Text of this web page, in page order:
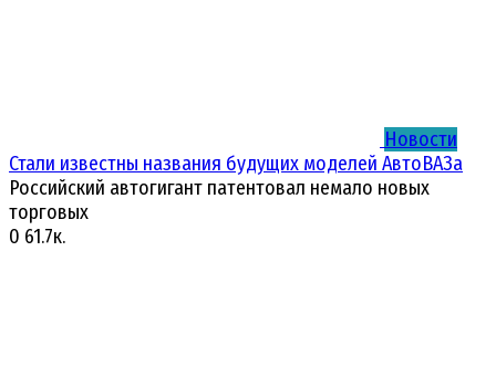
Новости
Стали известны названия будущих моделей АвтоВАЗа
Российский автогигант патентовал немало новых
торговых
0 61.7к.